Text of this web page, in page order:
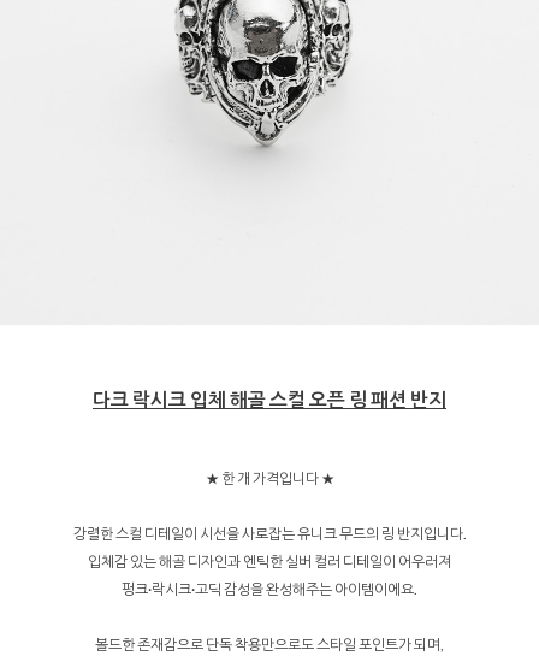
다크 락시크 입체 해골 스컬 오픈 링 패션 반지
★ 한 개 가격입니다 ★
강렬한 스컬 디테일이 시선을 사로잡는 유니크 무드의 링 반지입니다.
입체감 있는 해골 디자인과 엔틱한 실버 컬러 디테일이 어우러져
펑크·락시크·고딕 감성을 완성해주는 아이템이에요.
볼드한 존재감으로 단독 착용만으로도 스타일 포인트가 되며,